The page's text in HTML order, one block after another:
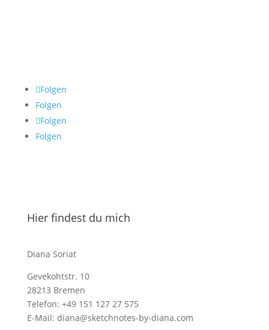
Folgen
Folgen
Folgen
Folgen
Hier findest du mich
Diana Soriat
Gevekohtstr. 10
28213 Bremen
Telefon: +49 151 127 27 575
E-Mail: diana@sketchnotes-by-diana.com